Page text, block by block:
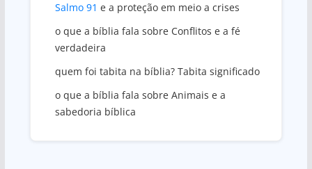
Salmo 91 e a proteção em meio a crises
o que a bíblia fala sobre Conflitos e a fé
verdadeira
quem foi tabita na bíblia? Tabita significado
o que a bíblia fala sobre Animais e a
sabedoria bíblica